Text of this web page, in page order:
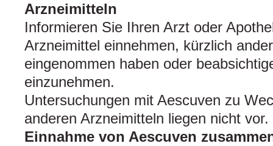
Arzneimitteln
Informieren Sie Ihren Arzt oder
Arzneimittel einnehmen, kürzlich
eingenommen haben oder
einzunehmen.
Untersuchungen mit Aescuven zu
anderen Arzneimitteln liegen nicht vor.
Einnahme von Aescuven